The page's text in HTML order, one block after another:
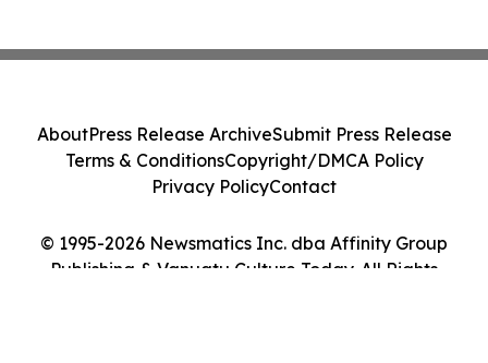
© 1995-2026 Newsmatics Inc. dba Affinity Group
Publishing & Vanuatu Culture Today. All Rights
AboutPress Release ArchiveSubmit Press Release
Terms & ConditionsCopyright/DMCA Policy
Privacy PolicyContact